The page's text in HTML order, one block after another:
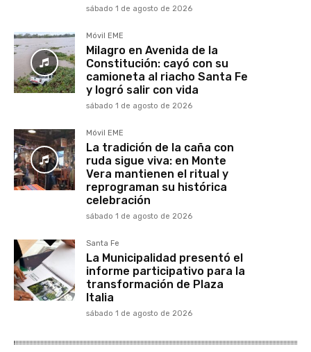
sábado 1 de agosto de 2026
Móvil EME
Milagro en Avenida de la
Constitución: cayó con su
camioneta al riacho Santa Fe
y logró salir con vida
sábado 1 de agosto de 2026
Móvil EME
La tradición de la caña con
ruda sigue viva: en Monte
Vera mantienen el ritual y
reprograman su histórica
celebración
sábado 1 de agosto de 2026
Santa Fe
La Municipalidad presentó el
informe participativo para la
transformación de Plaza
Italia
sábado 1 de agosto de 2026